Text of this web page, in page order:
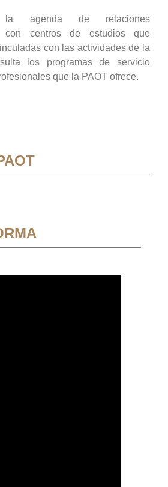
la agenda de relaciones
con centros de estudios que
con las actividades de la
los programas de servicio
que la PAOT ofrece.